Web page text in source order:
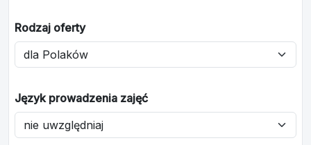
Rodzaj oferty
Język prowadzenia zajęć